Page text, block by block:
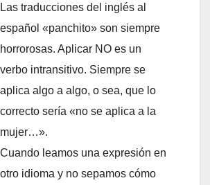
Las traducciones del inglés al
español «panchito» son siempre
horrorosas. Aplicar NO es un
verbo intransitivo. Siempre se
aplica algo a algo, o sea, que lo
correcto sería «no se aplica a la
mujer…».
Cuando leamos una expresión en
otro idioma y no sepamos cómo